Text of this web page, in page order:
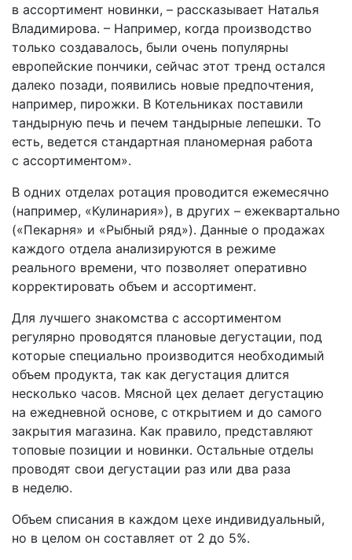
в ассортимент новинки, – рассказывает Наталья
Владимирова. – Например, когда производство
только создавалось, были очень популярны
европейские пончики, сейчас этот тренд остался
далеко позади, появились новые предпочтения,
например, пирожки. В Котельниках поставили
тандырную печь и печем тандырные лепешки. То
есть, ведется стандартная планомерная работа
с ассортиментом».
В одних отделах ротация проводится ежемесячно
(например, «Кулинария»), в других – ежеквартально
(«Пекарня» и «Рыбный ряд»). Данные о продажах
каждого отдела анализируются в режиме
реального времени, что позволяет оперативно
корректировать объем и ассортимент.
Для лучшего знакомства с ассортиментом
регулярно проводятся плановые дегустации, под
которые специально производится необходимый
объем продукта, так как дегустация длится
несколько часов. Мясной цех делает дегустацию
на ежедневной основе, с открытием и до самого
закрытия магазина. Как правило, представляют
топовые позиции и новинки. Остальные отделы
проводят свои дегустации раз или два раза
в неделю.
Объем списания в каждом цехе индивидуальный,
но в целом он составляет от 2 до 5%.